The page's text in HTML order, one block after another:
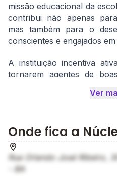
missão educacional da
contribui não apenas
mas também para o
conscientes e engajados
A instituição incentiva
tornarem agentes de
e eventos que
construção de um mundo
inspirar seus estudantes a
na sociedade,
ambiente mais justo,
Ver
Onde fica a
Rua Orlando José Ribeiro,
- BA